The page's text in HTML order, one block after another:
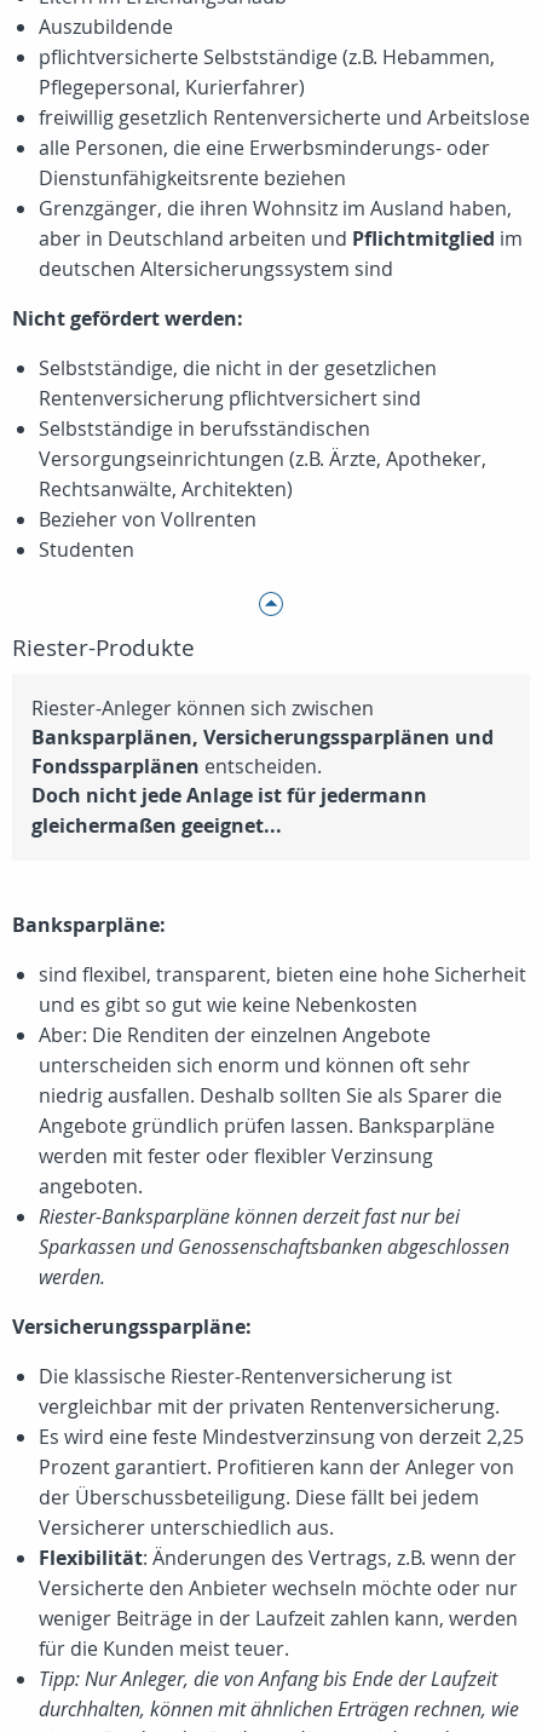
Auszubildende
pflichtversicherte Selbstständige (z.B. Hebammen,
Pflegepersonal, Kurierfahrer)
freiwillig gesetzlich Rentenversicherte und Arbeitslose
alle Personen, die eine Erwerbsminderungs- oder
Dienstunfähigkeitsrente beziehen
Grenzgänger, die ihren Wohnsitz im Ausland haben,
aber in Deutschland arbeiten und Pflichtmitglied im
deutschen Altersicherungssystem sind
Nicht gefördert werden:
Selbstständige, die nicht in der gesetzlichen
Rentenversicherung pflichtversichert sind
Selbstständige in berufsständischen
Versorgungseinrichtungen (z.B. Ärzte, Apotheker,
Rechtsanwälte, Architekten)
Bezieher von Vollrenten
Studenten
Riester-Produkte
Riester-Anleger können sich zwischen
Banksparplänen, Versicherungssparplänen und
Fondssparplänen entscheiden.
Doch nicht jede Anlage ist für jedermann
gleichermaßen geeignet...
Banksparpläne:
sind flexibel, transparent, bieten eine hohe Sicherheit
und es gibt so gut wie keine Nebenkosten
Aber: Die Renditen der einzelnen Angebote
unterscheiden sich enorm und können oft sehr
niedrig ausfallen. Deshalb sollten Sie als Sparer die
Angebote gründlich prüfen lassen. Banksparpläne
werden mit fester oder flexibler Verzinsung
angeboten.
Riester-Banksparpläne können derzeit fast nur bei
Sparkassen und Genossenschaftsbanken abgeschlossen
werden.
Versicherungssparpläne:
Die klassische Riester-Rentenversicherung ist
vergleichbar mit der privaten Rentenversicherung.
Es wird eine feste Mindestverzinsung von derzeit 2,25
Prozent garantiert. Profitieren kann der Anleger von
der Überschussbeteiligung. Diese fällt bei jedem
Versicherer unterschiedlich aus.
Flexibilität: Änderungen des Vertrags, z.B. wenn der
Versicherte den Anbieter wechseln möchte oder nur
weniger Beiträge in der Laufzeit zahlen kann, werden
für die Kunden meist teuer.
Tipp: Nur Anleger, die von Anfang bis Ende der Laufzeit
durchhalten, können mit ähnlichen Erträgen rechnen, wie